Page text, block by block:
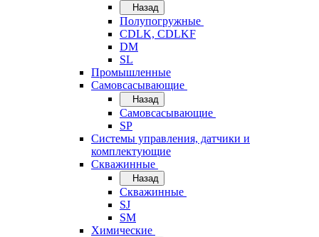
Назад
Полупогружные
CDLK, CDLKF
DM
SL
Промышленные
Самовсасывающие
Назад
Самовсасывающие
SP
Системы управления, датчики и
комплектующие
Скважинные
Назад
Скважинные
SJ
SM
Химические